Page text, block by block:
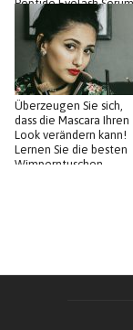
Peptide Eyelash Serum
Überzeugen Sie sich,
dass die Mascara Ihren
Look verändern kann!
Lernen Sie die besten
Wimperntuschen